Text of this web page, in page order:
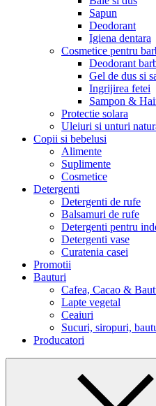
Sapun
Deodorant
Igiena dentara
Cosmetice pentru
Deodorant
Gel de dus si
Ingrijirea fetei
Sampon &
Protectie solara
Uleiuri si unturi
Copii si bebelusi
Alimente
Suplimente
Cosmetice
Detergenti
Detergenti de rufe
Balsamuri de rufe
Detergenti pentru
Detergenti vase
Curatenia casei
Promotii
Bauturi
Cafea, Cacao &
Lapte vegetal
Ceaiuri
Sucuri, siropuri,
Producatori